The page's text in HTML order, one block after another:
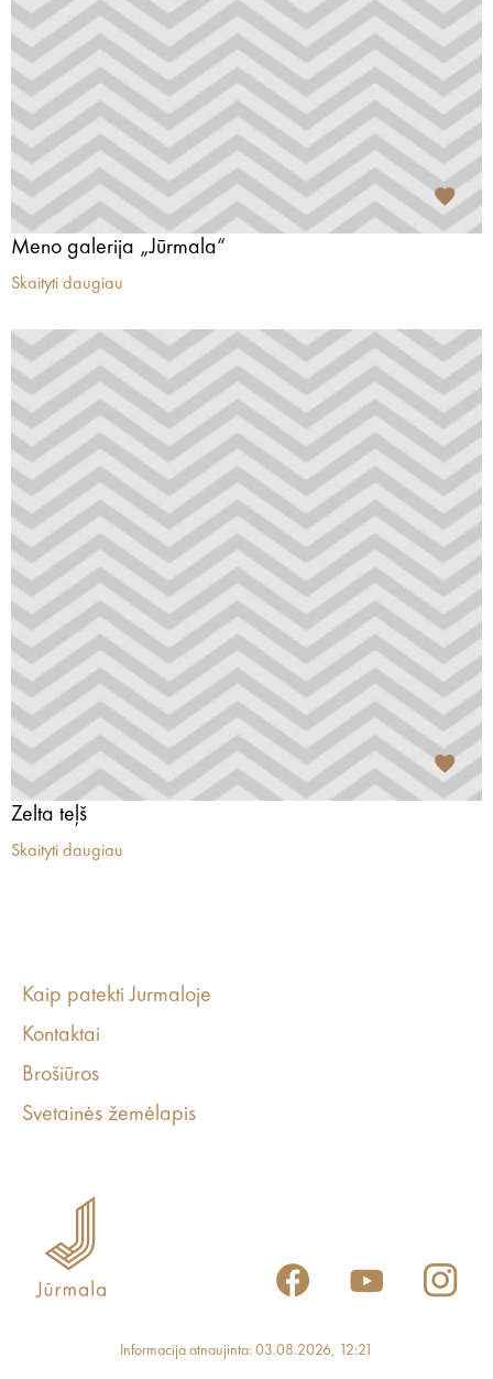
Meno galerija „Jūrmala“
Skaityti daugiau
Zelta teļš
Skaityti daugiau
Kaip patekti Jurmaloje
Kontaktai
Brošiūros
Svetainės žemėlapis
Informacija atnaujinta: 03.08.2026, 12:21